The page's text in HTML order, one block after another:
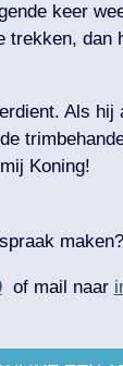
keer
Als
Koning!
maken?
of mail naar